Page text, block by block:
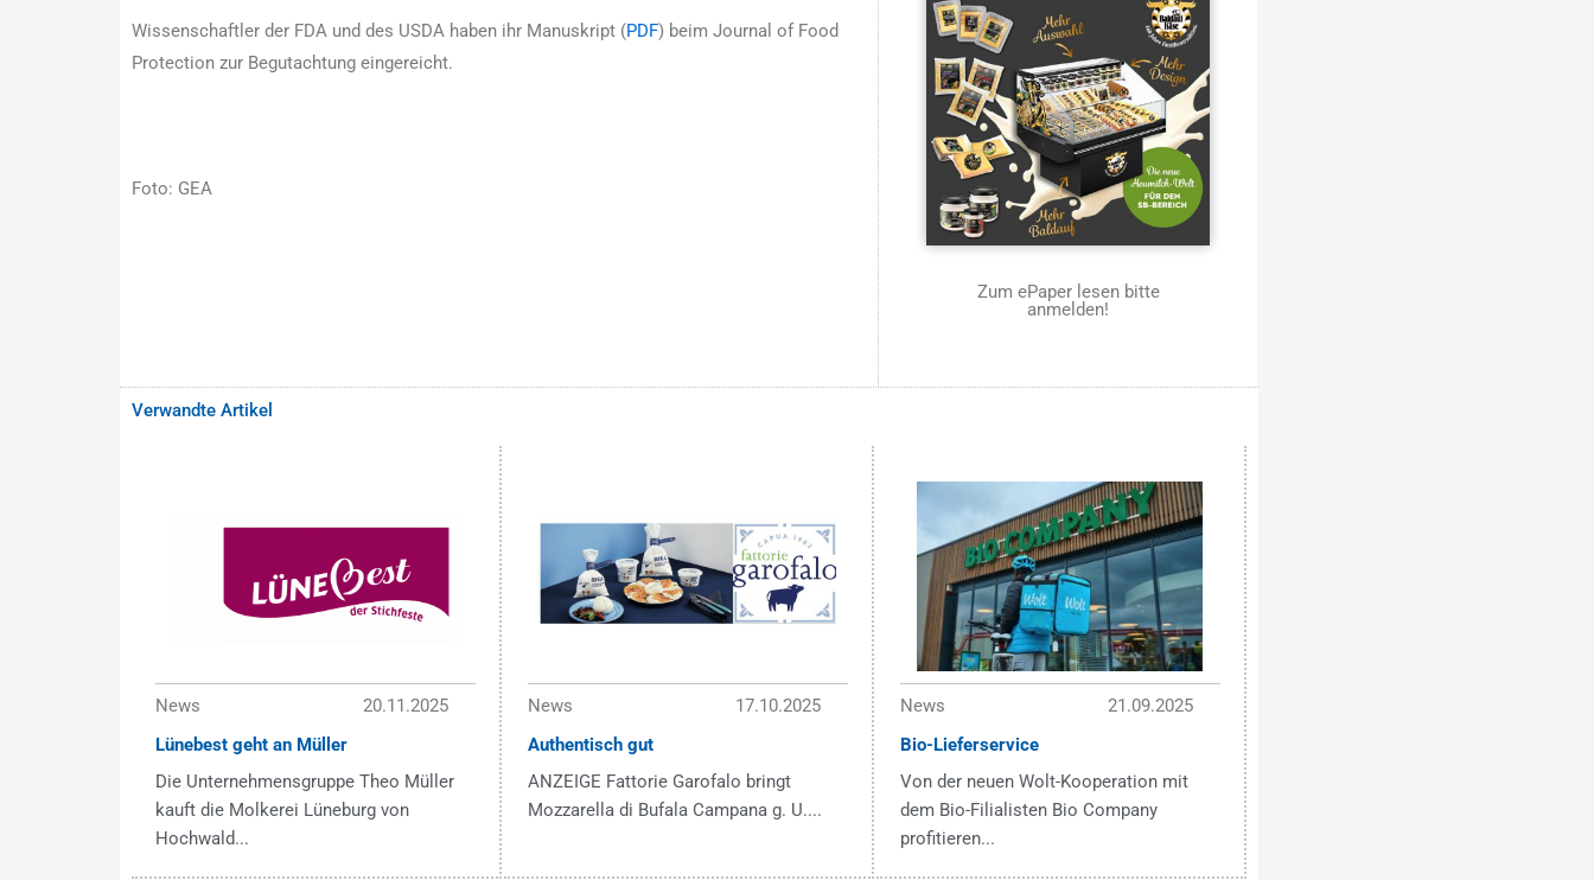
Wissenschaftler der FDA und des USDA haben ihr Manuskript (PDF) beim Journal of Food
Protection zur Begutachtung eingereicht.
Foto: GEA
Zum ePaper lesen bitte
anmelden!
Verwandte Artikel
News
20.11.2025
Lünebest geht an Müller
Die Unternehmensgruppe Theo Müller
kauft die Molkerei Lüneburg von
Hochwald...
News
17.10.2025
Authentisch gut
ANZEIGE Fattorie Garofalo bringt
Mozzarella di Bufala Campana g. U....
News
21.09.2025
Bio-Lieferservice
Von der neuen Wolt-Kooperation mit
dem Bio-Filialisten Bio Company
profitieren...